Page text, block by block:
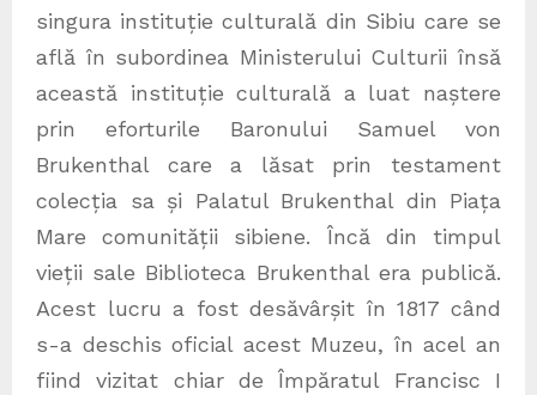
singura instituție culturală din Sibiu care se
află în subordinea Ministerului Culturii însă
această instituție culturală a luat naștere
prin eforturile Baronului Samuel von
Brukenthal care a lăsat prin testament
colecția sa și Palatul Brukenthal din Piața
Mare comunității sibiene. Încă din timpul
vieții sale Biblioteca Brukenthal era publică.
Acest lucru a fost desăvârșit în 1817 când
s-a deschis oficial acest Muzeu, în acel an
fiind vizitat chiar de Împăratul Francisc I